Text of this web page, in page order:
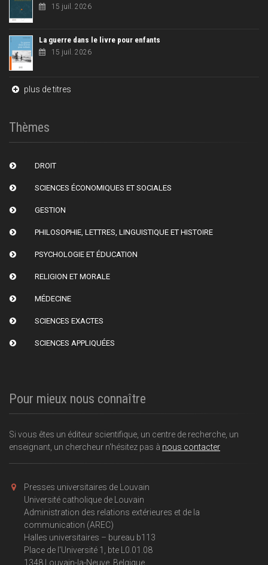
15 juil. 2026
La guerre dans le livre pour enfants
15 juil. 2026
plus de titres
Thèmes
DROIT
SCIENCES ÉCONOMIQUES ET SOCIALES
GESTION
PHILOSOPHIE, LETTRES, LINGUISTIQUE ET HISTOIRE
PSYCHOLOGIE ET ÉDUCATION
RELIGION ET MORALE
MÉDECINE
SCIENCES EXACTES
SCIENCES APPLIQUÉES
Pour mieux nous connaître
Si vous êtes un éditeur scientifique, un centre de recherche, un
enseignant, un chercheur n'hésitez pas à nous contacter
Presses universitaires de Louvain
Université catholique de Louvain
Administration des relations extérieures et de la
communication (AREC)
Halles universitaires – bureau b113
Place de l'Université 1, bte L0.01.08
1348 Louvain-la-Neuve, Belgique